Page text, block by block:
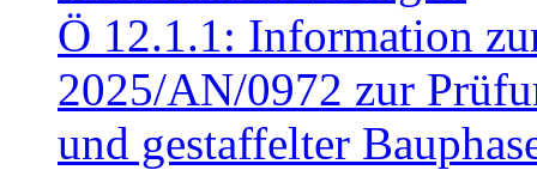
Ö 12.1.1: Information
2025/AN/0972 zur
und gestaffelter